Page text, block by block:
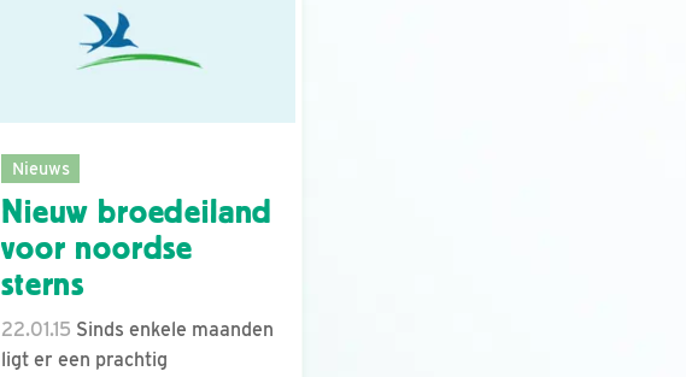
Nieuws
Nieuw broedeiland
voor noordse
sterns
22.01.15 Sinds enkele maanden
ligt er een prachtig